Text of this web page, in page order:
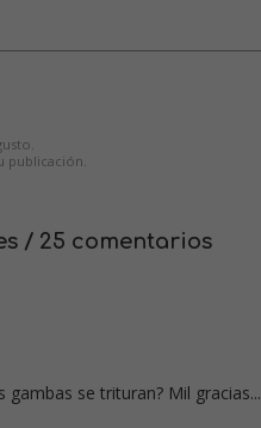
publicación.
/ 25 comentarios
se trituran? Mil gracias...